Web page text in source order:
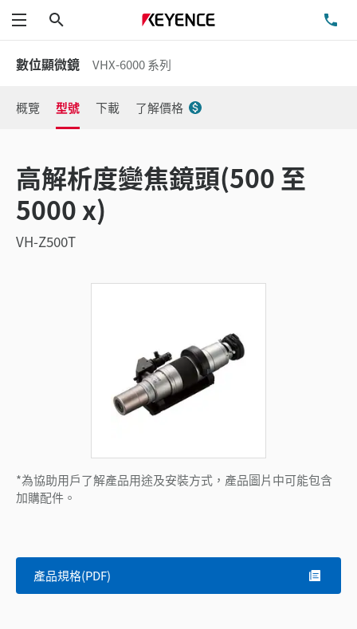
功能表
數位顯微鏡 VHX-6000 系列
概覽 型號 下載 了解價格
高解析度變焦鏡頭(500 至
5000 x)
VH-Z500T
*為協助用戶了解產品用途及安裝方式，產品圖片中可能包含
加購配件。
產品規格(PDF)